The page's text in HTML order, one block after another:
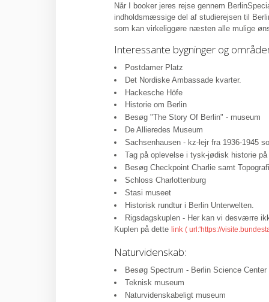
Når I booker jeres rejse gennem
indholdsmæssige del af studierejsen til
som kan virkeliggøre næsten alle mulige
Interessante bygninger og
Postdamer Platz
Det Nordiske Ambassade kvarter.
Hackesche Höfe
Historie om Berlin
Besøg "The Story Of Berlin" - museum
De Allieredes Museum
Sachsenhausen - kz-lejr fra 1936-1945
Tag på oplevelse i tysk-jødisk historie
Besøg Checkpoint Charlie samt
Schloss Charlottenburg
Stasi museet
Historisk rundtur i Berlin Unterwelten.
Rigsdagskuplen - Her kan vi desværre
Kuplen på dette link
Naturvidenskab:
Besøg Spectrum - Berlin Science Center
Teknisk museum
Naturvidenskabeligt museum